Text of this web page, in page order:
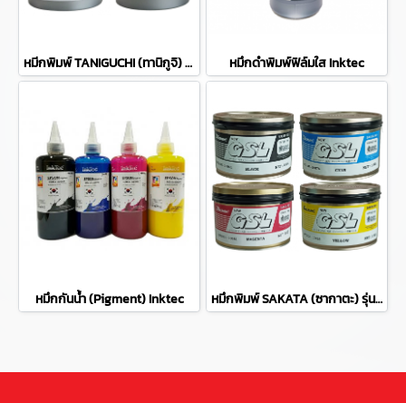
หมีกพิมพ์ TANIGUCHI (ทานิกูจิ) รุ่น TC-90 SF หมึกดำพิมพ์ฟิล์มใส Inktec
หมึกกันน้ำ (Pigment) Inktec หมึกพิมพ์ SAKATA (ซากาตะ) รุ่น GSL